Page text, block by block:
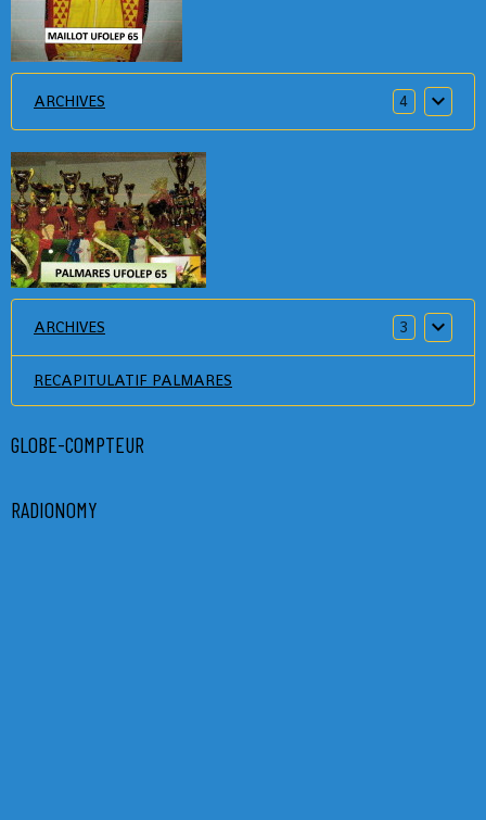
ARCHIVES 4
ARCHIVES 3
RECAPITULATIF PALMARES
GLOBE-COMPTEUR
RADIONOMY